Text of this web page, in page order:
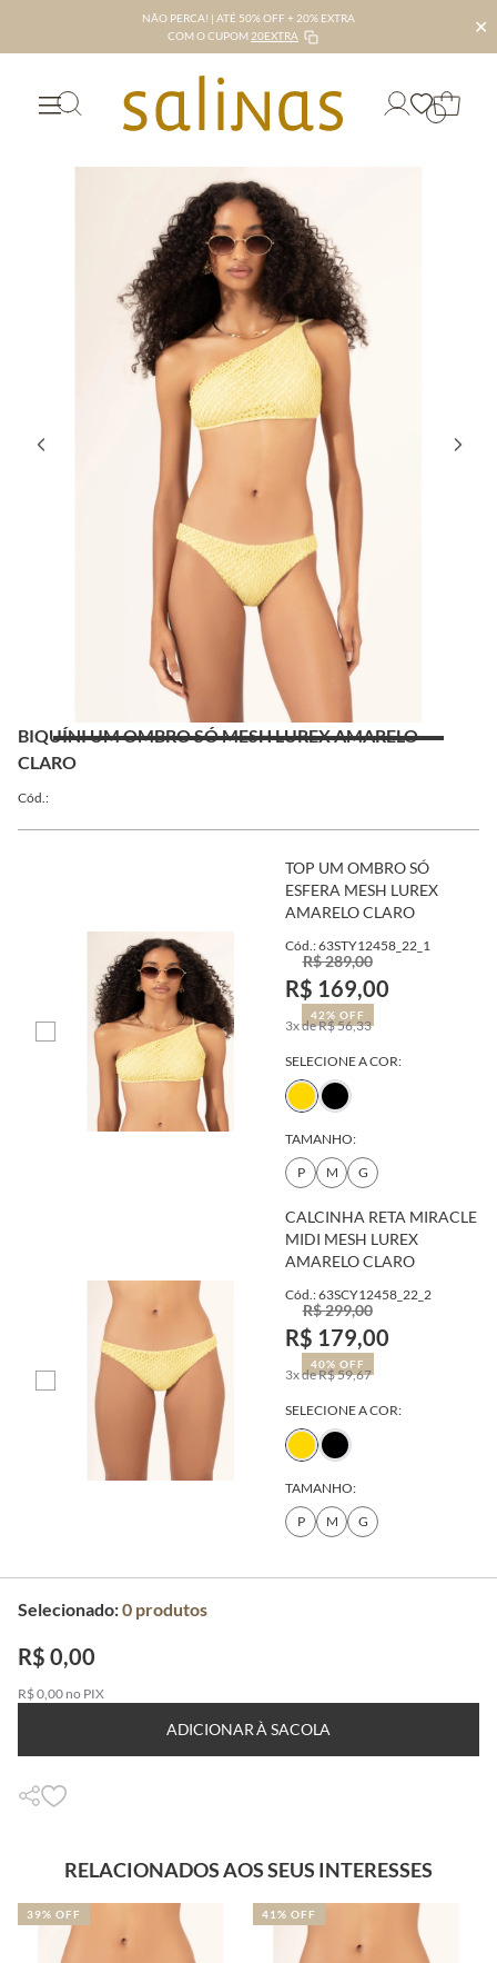
NÃO PERCA! | ATÉ 50% OFF + 20% EXTRA
COM O CUPOM 20EXTRA ✕
BIQUÍNI UM OMBRO SÓ MESH LUREX AMARELO
CLARO
Cód.:
TOP UM OMBRO SÓ
ESFERA MESH LUREX
AMARELO CLARO
Cód.: 63STY12458_22_1
R$ 289,00
R$ 169,00
42% OFF
3x de R$ 56,33
SELECIONE A COR:
TAMANHO:
P
M G
CALCINHA RETA MIRACLE
MIDI MESH LUREX
AMARELO CLARO
Cód.: 63SCY12458_22_2
R$ 299,00
R$ 179,00
40% OFF
3x de R$ 59,67
SELECIONE A COR:
TAMANHO:
P
M G
Selecionado:0 produtos
R$ 0,00
R$ 0,00 no PIX
ADICIONAR À SACOLA
RELACIONADOS AOS SEUS INTERESSES
39% OFF 41% OFF